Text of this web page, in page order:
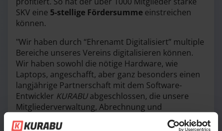
SKV eine 5-stellige Fördersumme einstreichen
können.
"Wir haben durch “Ehrenamt Digitalisiert” multiple
Bereiche unseres Vereins digitalisieren können.
Wir haben sowohl die nötige Hardware, wie
Laptops, angeschafft, aber ganz besonders einen
langjährige Partnerschaft mit dem Software-
Entwickler KURABUabgeschlossen, die unsere
Mitgliederverwaltung, Abrechnung und
Kommunikation weitestgehend digitalisiert. [...]
Durch die automatische Abrechnung und den